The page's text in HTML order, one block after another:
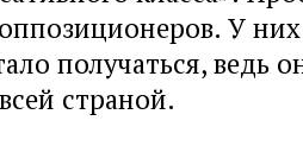
У
получаться, ведь
страной.